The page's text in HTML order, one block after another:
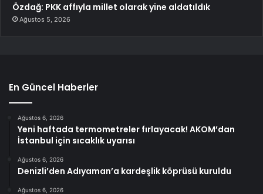
Özdağ: PKK affıyla millet olarak yine aldatıldık
Ağustos 5, 2026
En Güncel Haberler
Ağustos 6, 2026
Yeni haftada termometreler fırlayacak! AKOM’dan
İstanbul için sıcaklık uyarısı
Ağustos 6, 2026
Denizli’den Adıyaman’a kardeşlik köprüsü kuruldu
Ağustos 6, 2026